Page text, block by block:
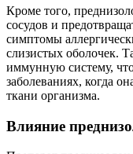
Кроме того,
сосудов и
симптомы
слизистых оболочек.
иммунную систему,
заболеваниях, когда
ткани организма.
Влияние